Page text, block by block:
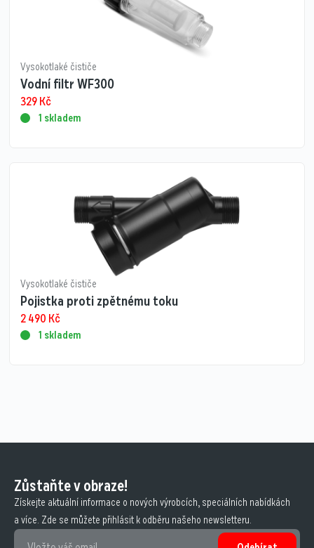
Vysokotlaké čističe
Vodní filtr WF300
329Kč
1 skladem
Vysokotlaké čističe
Pojistka proti zpětnému toku
2 490 Kč
1 skladem
Zůstaňte v obraze!
Získejte aktuální informace o nových výrobcích, speciálních nabídkách
a více. Zde se můžete přihlásit k odběru našeho newsletteru.